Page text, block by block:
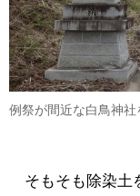
例祭が間近な白鳥神社
そもそも除染土